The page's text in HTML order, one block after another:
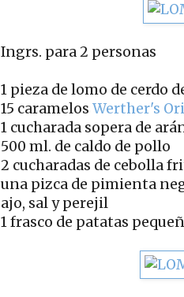
Ingrs. para 2 personas
1 pieza de lomo de cerdo
15 caramelos Werther's
1 cucharada sopera de
500 ml. de caldo de pollo
2 cucharadas de cebolla
una pizca de pimienta
ajo, sal y perejil
1 frasco de patatas